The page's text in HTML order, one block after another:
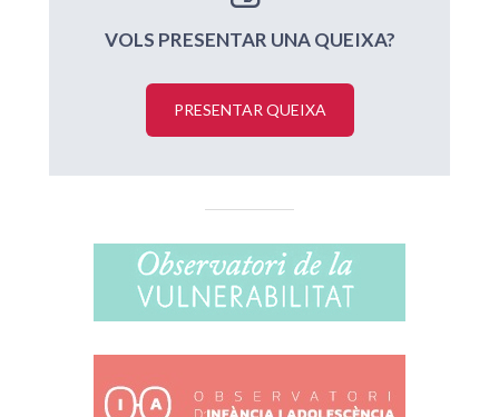
VOLS PRESENTAR UNA QUEIXA?
PRESENTAR QUEIXA